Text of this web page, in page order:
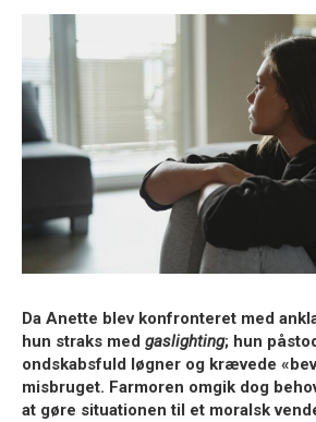
Da Anette blev konfronteret med
hun straks med gaslighting; hun
ondskabsfuld løgner og krævede
misbruget. Farmoren omgik dog
at gøre situationen til et moralsk